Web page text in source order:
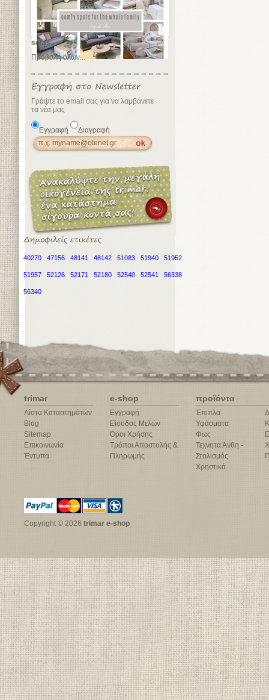
sofas
Προβολή όλων...
Γράψτε το email σας για να λαμβάνετε
τα νέα μας
Εγγραφή Διαγραφή
40270 47156 48141 48142 51083 51940 51952
51957 52126 52171 52180 52540 52541 56338
56340
trimar
Λίστα Καταστημάτων
Blog
Sitemap
Επικοινωνία
Έντυπα
e-shop
Εγγραφή
Είσοδος Μελών
Όροι Χρήσης
Τρόποι Αποστολής &
Πληρωμής
προϊόντα
Έπιπλα
Υφάσματα
Φως
Τεχνητά Άνθη -
Στολισμός
Χρηστικά
Copyright © 2026 trimar e-shop